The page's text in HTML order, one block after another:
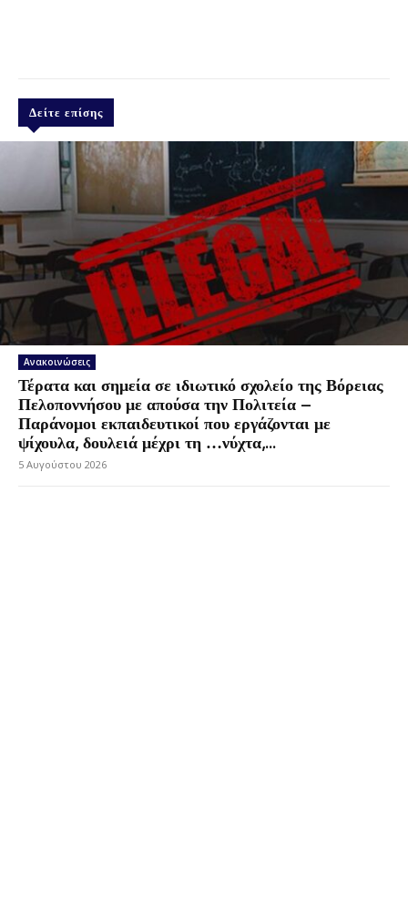
Δείτε επίσης
Ανακοινώσεις
Τέρατα και σημεία σε ιδιωτικό σχολείο της Βόρειας
Πελοποννήσου με απούσα την Πολιτεία –
Παράνομοι εκπαιδευτικοί που εργάζονται με
ψίχουλα, δουλειά μέχρι τη …νύχτα,...
5 Αυγούστου 2026